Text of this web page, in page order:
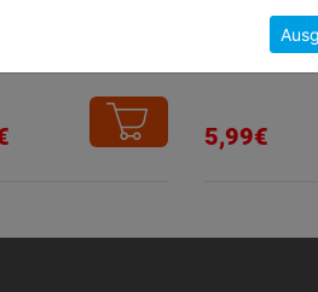
Stahl
Blister
53
5,99€